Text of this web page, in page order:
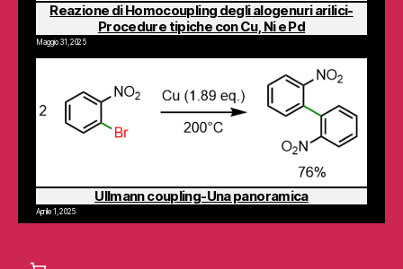
Reazione di Homocoupling degli alogenuri arilici-
Procedure tipiche con Cu, Ni e Pd
Maggio 31, 2025
Ullmann coupling-Una panoramica
Aprile 1, 2025